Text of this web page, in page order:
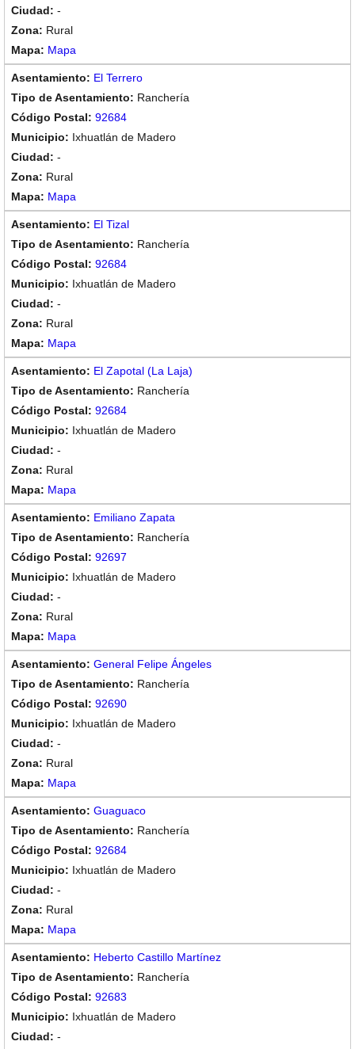
-
Rural
Mapa
El Terrero
Ranchería
92684
Ixhuatlán de Madero
-
Rural
Mapa
El Tizal
Ranchería
92684
Ixhuatlán de Madero
-
Rural
Mapa
El Zapotal (La Laja)
Ranchería
92684
Ixhuatlán de Madero
-
Rural
Mapa
Emiliano Zapata
Ranchería
92697
Ixhuatlán de Madero
-
Rural
Mapa
General Felipe Ángeles
Ranchería
92690
Ixhuatlán de Madero
-
Rural
Mapa
Guaguaco
Ranchería
92684
Ixhuatlán de Madero
-
Rural
Mapa
Heberto Castillo Martínez
Ranchería
92683
Ixhuatlán de Madero
-